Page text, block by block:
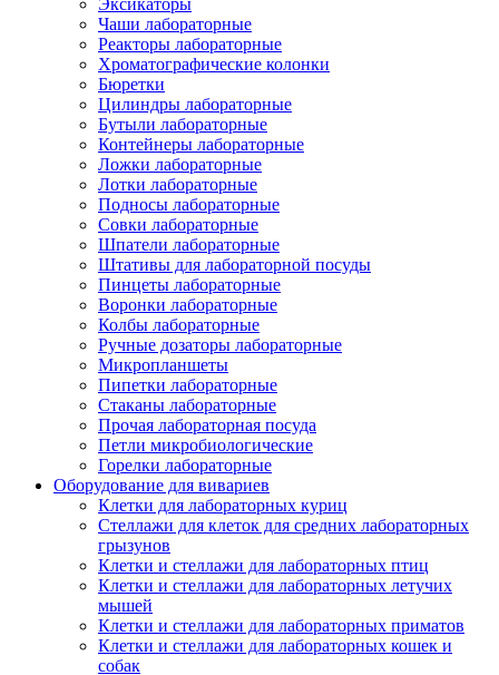
Эксикаторы
Чаши лабораторные
Реакторы лабораторные
Хроматографические колонки
Бюретки
Цилиндры лабораторные
Бутыли лабораторные
Контейнеры лабораторные
Ложки лабораторные
Лотки лабораторные
Подносы лабораторные
Совки лабораторные
Шпатели лабораторные
Штативы для лабораторной посуды
Пинцеты лабораторные
Воронки лабораторные
Колбы лабораторные
Ручные дозаторы лабораторные
Микропланшеты
Пипетки лабораторные
Стаканы лабораторные
Прочая лабораторная посуда
Петли микробиологические
Горелки лабораторные
Оборудование для вивариев
Клетки для лабораторных куриц
Стеллажи для клеток для средних лабораторных
грызунов
Клетки и стеллажи для лабораторных птиц
Клетки и стеллажи для лабораторных летучих
мышей
Клетки и стеллажи для лабораторных приматов
Клетки и стеллажи для лабораторных кошек и
собак